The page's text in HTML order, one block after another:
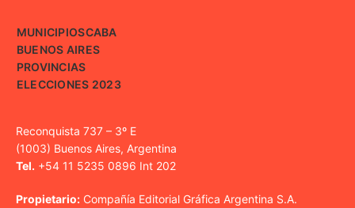
MUNICIPIOSCABA
BUENOS AIRES
PROVINCIAS
ELECCIONES 2023
Reconquista 737 – 3º E
(1003) Buenos Aires, Argentina
Tel. +54 11 5235 0896 Int 202
Propietario: Compañía Editorial Gráfica Argentina S.A.